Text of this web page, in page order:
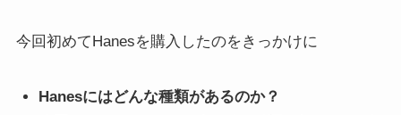
今回初めてHanesを購入したのをきっかけに
Hanesにはどんな種類があるのか？